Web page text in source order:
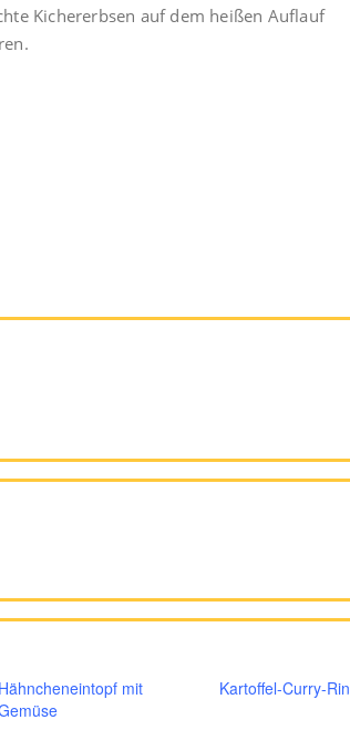
Kichererbsen auf dem heißen Auflauf
Hähncheneintopf mit
Kartoffel-Curry-